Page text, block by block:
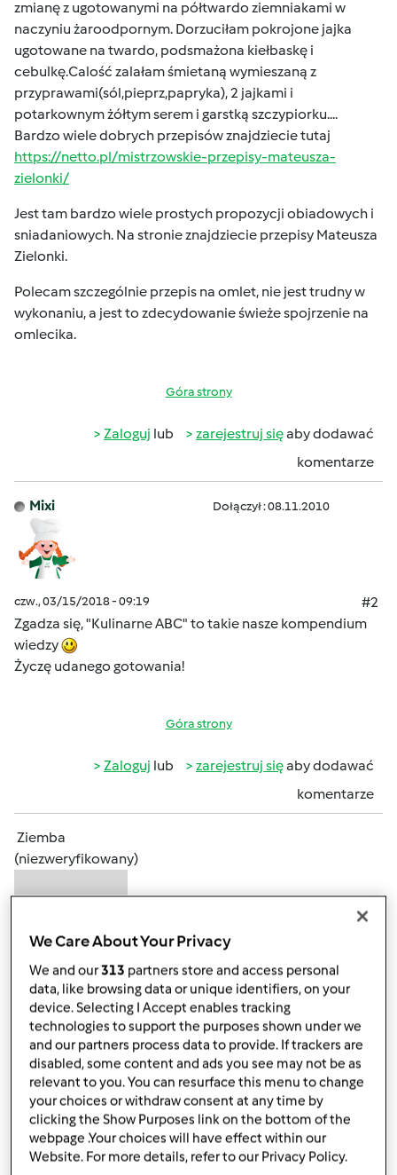
zmianę z ugotowanymi na półtwardo ziemniakami w
naczyniu żaroodpornym. Dorzuciłam pokrojone jajka
ugotowane na twardo, podsmażona kiełbaskę i
cebulkę.Calość zalałam śmietaną wymieszaną z
przyprawami(sól,pieprz,papryka), 2 jajkami i
potarkownym żółtym serem i garstką szczypiorku....
Bardzo wiele dobrych przepisów znajdziecie tutaj
https://netto.pl/mistrzowskie-przepisy-mateusza-
zielonki/
Jest tam bardzo wiele prostych propozycji obiadowych i
sniadaniowych. Na stronie znajdziecie przepisy Mateusza
Zielonki.
Polecam szczególnie przepis na omlet, nie jest trudny w
wykonaniu, a jest to zdecydowanie świeże spojrzenie na
omlecika.
Góra strony
Zaloguj lub zarejestruj sięaby dodawać
komentarze
Mixi Dołączył : 08.11.2010
czw., 03/15/2018 - 09:19
#2
Zgadza się, "Kulinarne ABC" to takie nasze kompendium
wiedzy
Życzę udanego gotowania!
Góra strony
Zaloguj lub zarejestruj sięaby dodawać
komentarze
Ziemba
(niezweryfikowany)
śr., 03/14/2018 - 21:40
Kulinarne ABC= to podstawa prawie każdego dnia
=Miodowy tydzień= to oczywiście miłość od pierwszego
wejrzenia w innych książkach też znajduje coś dobrego
pozdrawiam
Góra strony
We Care About Your Privacy
We and our313 partners store and access personal
data, like browsing data or unique identifiers, on your
device. Selecting I Accept enables tracking
technologies to support the purposes shown under we
and our partners process data to provide. If trackers are
disabled, some content and ads you see may not be as
relevant to you. You can resurface this menu to change
your choices or withdraw consent at any time by
clicking the Show Purposes link on the bottom of the
webpage .Your choices will have effect within our
Website. For more details, refer to our Privacy Policy.